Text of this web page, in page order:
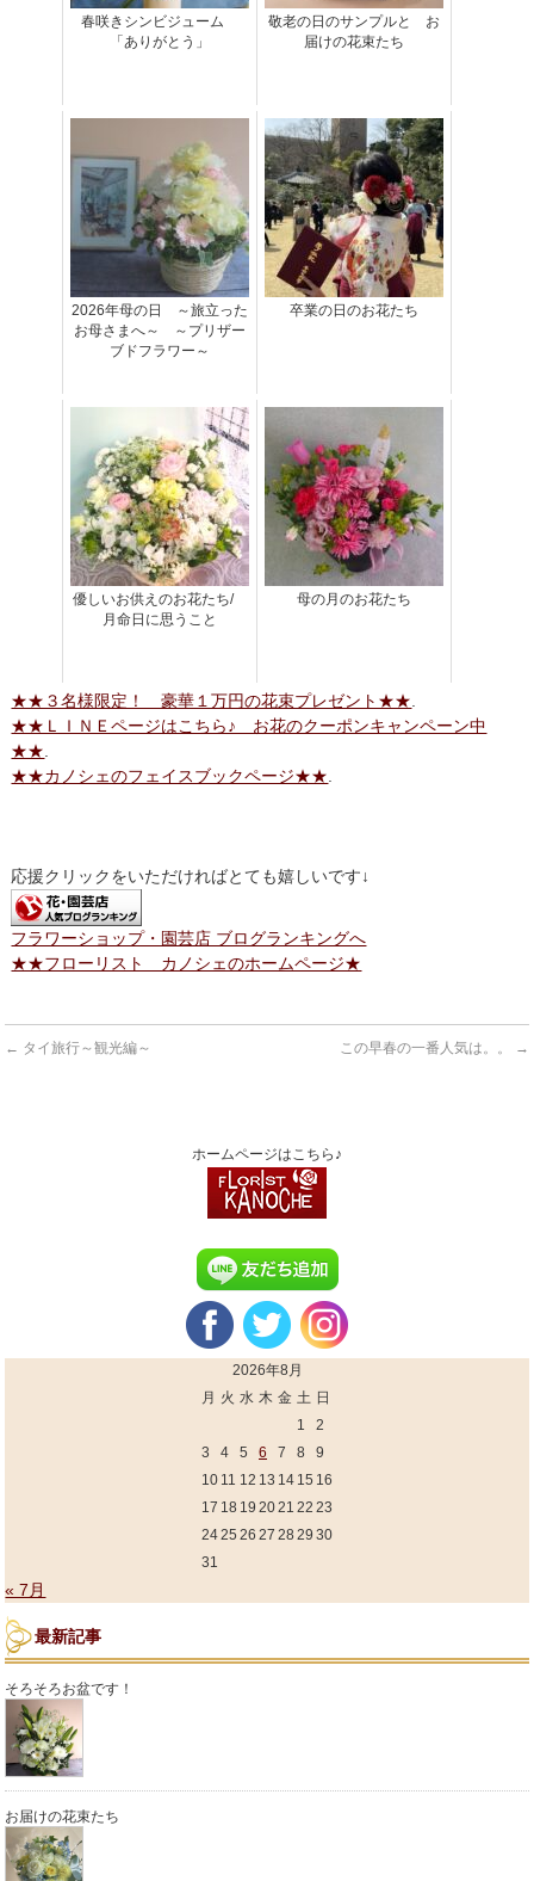
春咲きシンビジューム
「ありがとう」
敬老の日のサンプルと お
届けの花束たち
2026年母の日 ～旅立った
お母さまへ～ ～プリザー
ブドフラワー～
卒業の日のお花たち
優しいお供えのお花たち/
月命日に思うこと
母の月のお花たち
★★３名様限定！ 豪華１万円の花束プレゼント★★
★★ＬＩＮＥページはこちら♪ お花のクーポンキャンペーン中
★★
★★カノシェのフェイスブックページ★★
応援クリックをいただければとても嬉しいです↓
フラワーショップ・園芸店 ブログランキングへ
★★フローリスト カノシェのホームページ★
← タイ旅行～観光編～ この早春の一番人気は。。 →
ホームページはこちら♪
2026年8月
月 火 水 木 金 土 日
1
2
3
4 5 6 7 8
9
10 11 12 13 14 15 16
17 18 19 2021 22 23
2425 26 27 28 29 30
31
« 7月
最新記事
そろそろお盆です！
お届けの花束たち